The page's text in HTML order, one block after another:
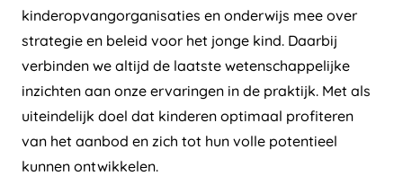
kinderopvangorganisaties en onderwijs mee over
strategie en beleid voor het jonge kind. Daarbij
verbinden we altijd de laatste wetenschappelijke
inzichten aan onze ervaringen in de praktijk. Met als
uiteindelijk doel dat kinderen optimaal profiteren
van het aanbod en zich tot hun volle potentieel
kunnen ontwikkelen.